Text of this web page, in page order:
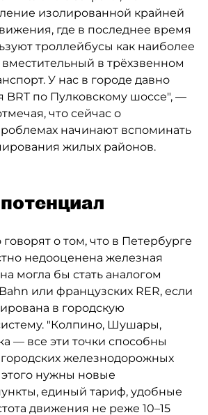
изолированной крайней
где в последнее время
троллейбусы как наиболее
в трёхзвенном
У нас в городе давно
BRT по Пулковскому шоссе", —
что сейчас о
начинают вспоминать
жилых районов.
о том, что в Петербурге
недооценена железная
могла бы стать аналогом
или французских RER, если
в городскую
"Колпино, Шушары,
— все эти точки способны
железнодорожных
нужны новые
единый тариф, удобные
движения не реже 10–15